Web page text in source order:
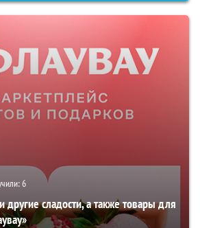
6
сладости, а также товары для